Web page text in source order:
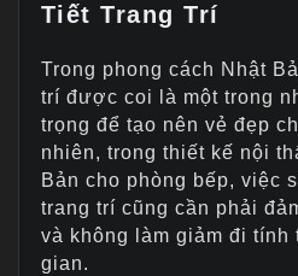
Tiết Trang Trí
Trong phong cách Nhật
trí được coi là một trong
trọng để tạo nên vẻ đẹp
nhiên, trong thiết kế nội
Bản cho phòng bếp, việc
trang trí cũng cần phải
và không làm giảm đi tính
gian.